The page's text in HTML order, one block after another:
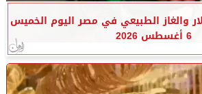
والغاز الطبيعي في مصر اليوم الخميس
6 أغسطس 2026